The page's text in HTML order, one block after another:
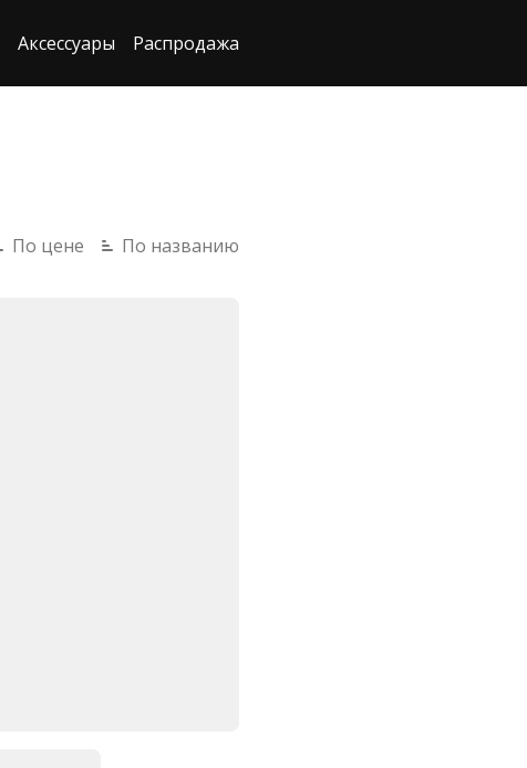
Аксессуары Распродажа
По цене По названию